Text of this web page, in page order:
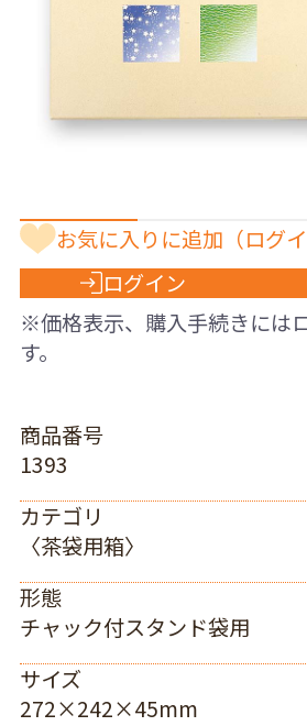
商品番号
1393
カテゴリ
〈茶袋用箱〉
形態
チャック付スタンド袋用
サイズ
272×242×45mm
お気に入りに追加 （ログ
ログイン
※価格表示、購入手続きには
す。